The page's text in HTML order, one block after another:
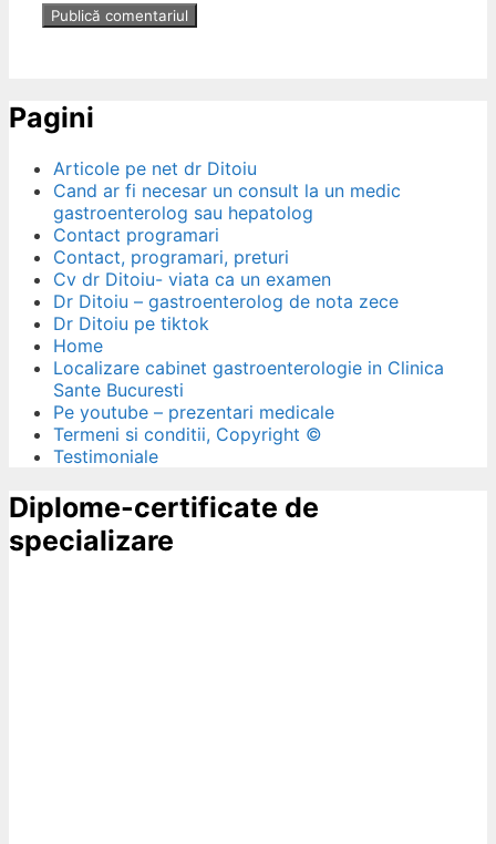
Pagini
Articole pe net dr Ditoiu
Cand ar fi necesar un consult la un medic
gastroenterolog sau hepatolog
Contact programari
Contact, programari, preturi
Cv dr Ditoiu- viata ca un examen
Dr Ditoiu – gastroenterolog de nota zece
Dr Ditoiu pe tiktok
Home
Localizare cabinet gastroenterologie in Clinica
Sante Bucuresti
Pe youtube – prezentari medicale
Termeni si conditii, Copyright ©
Testimoniale
Diplome-certificate de
specializare